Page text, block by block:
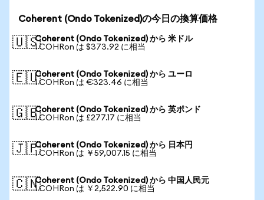
Coherent (Ondo Tokenized)の今日の換算価格
🇺🇸Coherent (Ondo Tokenized) から 米ドル
1 COHRon は $373.92 に相当
🇪🇺Coherent (Ondo Tokenized) から ユーロ
1 COHRon は €323.46 に相当
🇬🇧Coherent (Ondo Tokenized) から 英ポンド
1 COHRon は £277.17 に相当
🇯🇵Coherent (Ondo Tokenized) から 日本円
1 COHRon は ￥59,007.15 に相当
🇨🇳Coherent (Ondo Tokenized) から 中国人民元
1 COHRon は ￥2,522.90 に相当